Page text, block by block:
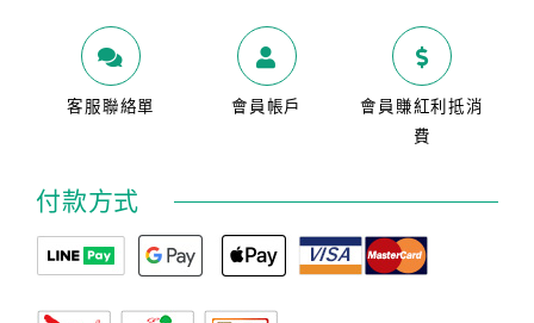
客服聯絡單 會員帳戶
會員賺紅利抵消
費
付款方式